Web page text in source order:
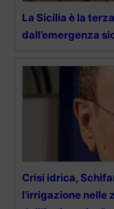
La Sicilia è la
dall’emergenza
Crisi idrica,
l’irrigazione nelle